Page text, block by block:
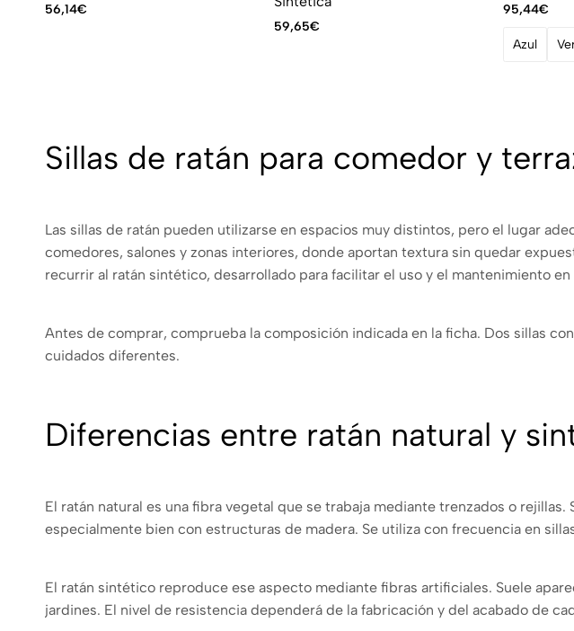
56,14€
59,65€
95,44€
Azul
Sillas de ratán para comedor y
Las sillas de ratán pueden utilizarse en espacios muy distintos, pero el lugar
comedores, salones y zonas interiores, donde aportan textura sin quedar
recurrir al ratán sintético, desarrollado para facilitar el uso y el mantenimiento
Antes de comprar, comprueba la composición indicada en la ficha. Dos sillas
cuidados diferentes.
Diferencias entre ratán natural y
El ratán natural es una fibra vegetal que se trabaja mediante trenzados o
especialmente bien con estructuras de madera. Se utiliza con frecuencia en
El ratán sintético reproduce ese aspecto mediante fibras artificiales. Suele
jardines. El nivel de resistencia dependerá de la fabricación y del acabado de